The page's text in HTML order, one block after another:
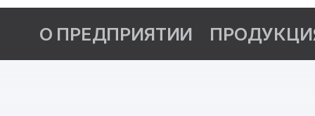
О ПРЕДПРИЯТИИ